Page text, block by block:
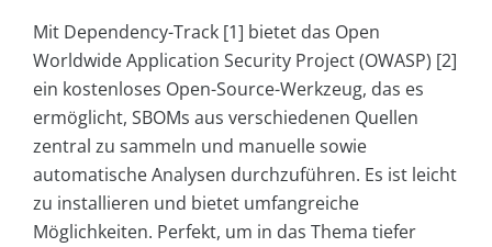
Mit Dependency-Track [1] bietet das Open
Worldwide Application Security Project (OWASP) [2]
ein kostenloses Open-Source-Werkzeug, das es
ermöglicht, SBOMs aus verschiedenen Quellen
zentral zu sammeln und manuelle sowie
automatische Analysen durchzuführen. Es ist leicht
zu installieren und bietet umfangreiche
Möglichkeiten. Perfekt, um in das Thema tiefer